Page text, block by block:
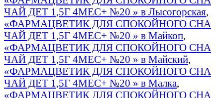
ЧАЙ ДЕТ 1,5Г 4МЕС+ №20 » в Лысогорская,
«ФАРМАЦВЕТИК ДЛЯ СПОКОЙНОГО СНА
ЧАЙ ДЕТ 1,5Г 4МЕС+ №20 » в Майкоп,
«ФАРМАЦВЕТИК ДЛЯ СПОКОЙНОГО СНА
ЧАЙ ДЕТ 1,5Г 4МЕС+ №20 » в Майский,
«ФАРМАЦВЕТИК ДЛЯ СПОКОЙНОГО СНА
ЧАЙ ДЕТ 1,5Г 4МЕС+ №20 » в Малка,
«ФАРМАЦВЕТИК ДЛЯ СПОКОЙНОГО СНА